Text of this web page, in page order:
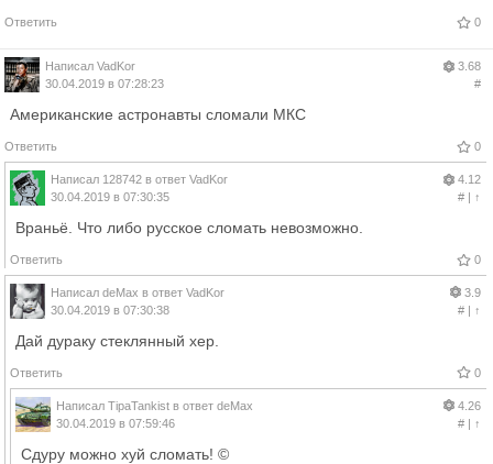
Ответить 0
Написал VadKor
30.04.2019 в 07:28:23
3.68
#
Американские астронавты сломали МКС
Ответить 0
Написал 128742 в ответ VadKor
30.04.2019 в 07:30:35
4.12
#| ↑
Враньё. Что либо русское сломать невозможно.
Ответить 0
Написал deMax в ответ VadKor
30.04.2019 в 07:30:38
3.9
#| ↑
Дай дураку стеклянный хер.
Ответить 0
Написал TipaTankist в ответ deMax
30.04.2019 в 07:59:46
4.26
#| ↑
Сдуру можно хуй сломать! ©